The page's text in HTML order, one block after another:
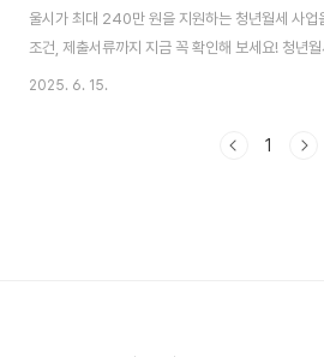
울시가 최대 240만 원을 지원하는 청년월세 사업
조건, 제출서류까지 지금 꼭 확인해 보세요! 청년
📌 목차 1. 서울시 청년월세 지원사업 개요2. 신청
론: 지금이 신청 타이밍! 1. 서울시 청년월세 지원
2025. 6. 15.
1